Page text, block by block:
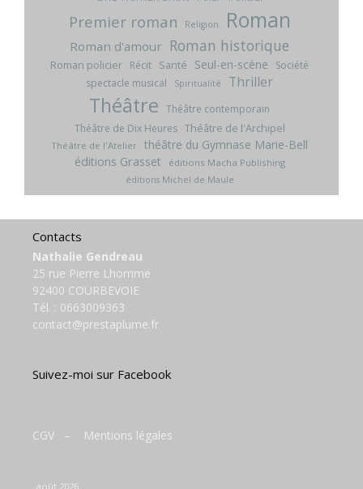
Premier roman Religion Roman
Roman d'amour Roman historique
Roman policier Récit Santé Seul-en-scène
Société
spectacle musical
Spiritualité Thriller
Théâtre Théâtre contemporain
Théâtre de Dix Heures Théâtre de l'Archipel
Théâtre de l'Atelier théâtre du Gymnase Marie-Bell
éditions Grasset
éditions Macha Publishing
éditions Michel de Maule
Contacts
Nathalie Gendreau
25 rue Pierre Lhomme
92400 COURBEVOIE
Tél. : 0663009363
contact@prestaplume.fr
Suivez-moi sur Facebook
CGV – Mentions légales
août 2026